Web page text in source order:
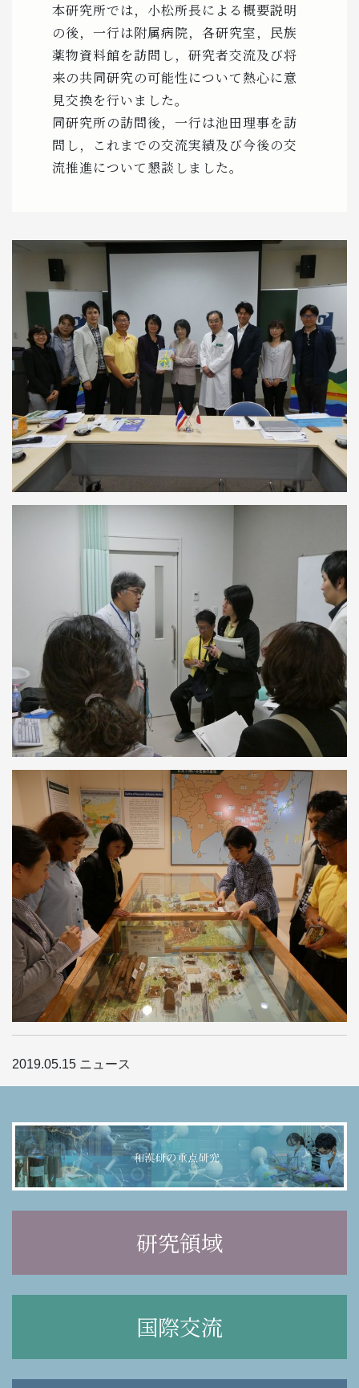
本研究所では，小松所長による概要説明
の後，一行は附属病院，各研究室，民族
薬物資料館を訪問し，研究者交流及び将
来の共同研究の可能性について熱心に意
見交換を行いました。
同研究所の訪問後，一行は池田理事を訪
問し，これまでの交流実績及び今後の交
流推進について懇談しました。
2019.05.15 ニュース
研究領域
国際交流